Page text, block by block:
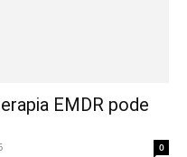
EMDR pode
0